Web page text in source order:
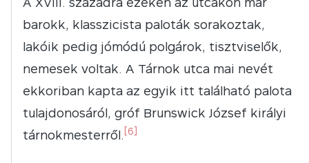
barokk, klasszicista paloták sorakoztak,
lakóik pedig jómódú polgárok, tisztviselők,
nemesek voltak. A Tárnok utca mai nevét
ekkoriban kapta az egyik itt található palota
tulajdonosáról, gróf Brunswick József királyi
tárnokmesterről. [6]